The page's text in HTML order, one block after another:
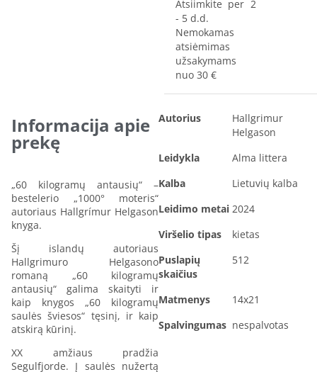
Atsiimkite per 2
- 5 d.d.
Nemokamas
atsiėmimas
užsakymams
nuo 30 €
Informacija apie
prekę
„60 kilogramų antausių“ –
bestelerio „1000° moteris“
autoriaus Hallgrímur Helgason
knyga.
Šį islandų autoriaus
Hallgrimuro Helgasono
romaną „60 kilogramų
antausių“ galima skaityti ir
kaip knygos „60 kilogramų
saulės šviesos“ tęsinį, ir kaip
atskirą kūrinį.
XX amžiaus pradžia
Segulfjorde. Į saulės nužertą
Autorius
Hallgrimur
Helgason
Leidykla
Alma littera
Kalba
Lietuvių kalba
Leidimo metai 2024
Viršelio tipas
kietas
Puslapių
skaičius
512
Matmenys
14x21
Spalvingumas nespalvotas